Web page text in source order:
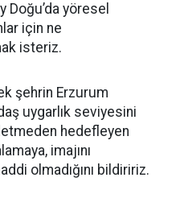
Doğu’da yöresel
için ne
isteriz.
şehrin Erzurum
uygarlık seviyesini
hedefleyen
imajını
olmadığını bildiririz.